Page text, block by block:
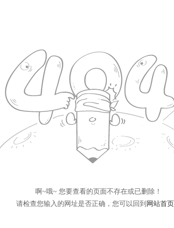
啊~哦~ 您要查看的页面不存在或已删除！
请检查您输入的网址是否正确，您可以回到 网站首页